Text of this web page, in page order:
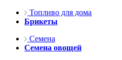
Топливо для дома
Брикеты
Семена
Семена овощей